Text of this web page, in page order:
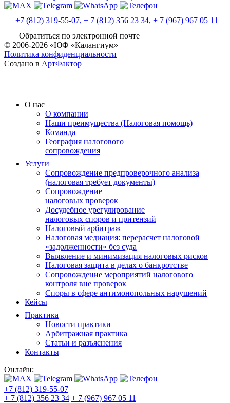
+7 (812) 319-55-07, + 7 (812) 356 23 34, + 7 (967) 967 05 11
Обратиться по электронной почте
© 2006-2026 «ЮФ «Калангиум»
Политика конфиденциальности
Создано в АртФактор
О нас
О компании
Наши преимущества (Налоговая помощь)
Команда
География налогового
сопровождения
Услуги
Сопровождение предпроверочного анализа
(налоговая требует документы)
Сопровождение
налоговых проверок
Досудебное урегулирование
налоговых споров и притензий
Налоговый арбитраж
Налоговая медиация: перерасчет налоговой
«задолженности» без суда
Выявление и минимизация налоговых рисков
Налоговая защита в делах о банкротстве
Сопровождение мероприятий налогового
контроля вне проверок
Споры в сфере антимонопольных нарушений
Кейсы
Практика
Новости практики
Арбитражная практика
Статьи и разъяснения
Контакты
Онлайн:
+7 (812) 319-55-07
+ 7 (812) 356 23 34 + 7 (967) 967 05 11